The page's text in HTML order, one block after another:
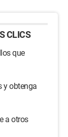
CLICS
que
y obtenga
a otros